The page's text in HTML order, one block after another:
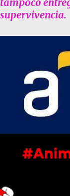
supervivencia.